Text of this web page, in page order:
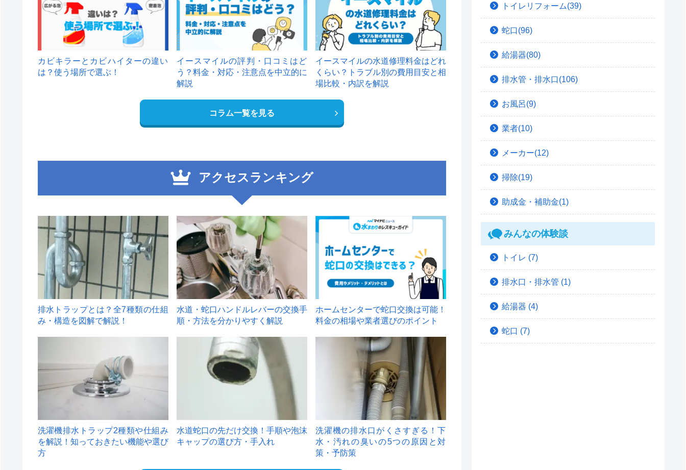
カビキラーとカビハイターの違い
は？使う場所で選ぶ！
イースマイルの評判・口コミはど
う？料金・対応・注意点を中立的に
解説
イースマイルの水道修理料金はどれ
くらい？トラブル別の費用目安と相
場比較・内訳を解説
コラム一覧を見る
アクセスランキング
1
排水トラップとは？全7種類の仕組
み・構造を図解で解説！
2
水道・蛇口ハンドルレバーの交換手
順・方法を分かりやすく解説
ホームセンターで蛇口交換は可能！
料金の相場や業者選びのポイント
洗濯機排水トラップ2種類や仕組み
を解説！知っておきたい機能や選び
方
水道蛇口の先だけ交換！手順や泡沫
キャップの選び方・手入れ
洗濯機の排水口がくさすぎる！下
水・汚れの臭いの5つの原因と対
策・予防策
トイレリフォーム(39)
蛇口(96)
給湯器(80)
排水管・排水口(106)
お風呂(9)
業者(10)
メーカー(12)
掃除(19)
助成金・補助金(1)
みんなの体験談
トイレ (7)
排水口・排水管 (1)
給湯器 (4)
蛇口 (7)